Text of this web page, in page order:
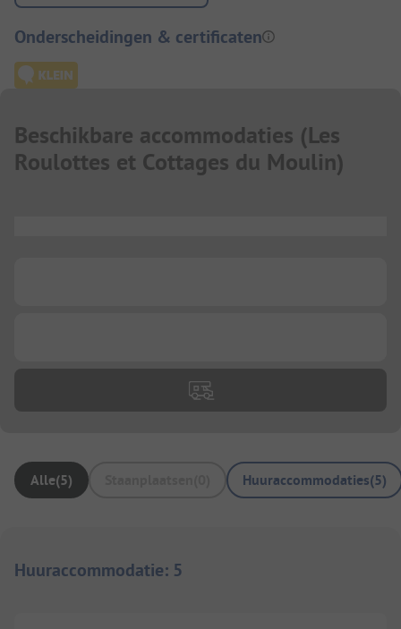
Onderscheidingen & certificaten
Beschikbare accommodaties (Les
Roulottes et Cottages du Moulin)
Alle(5) Huuraccommodaties(5)
Huuraccommodatie: 5